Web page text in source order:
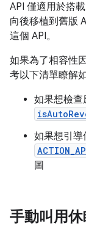
API 僅適用於搭
向後移植到舊版
這個 API。
如果為了相容性
考以下清單瞭解
如果想檢查
如果想引導
圖
手動叫用